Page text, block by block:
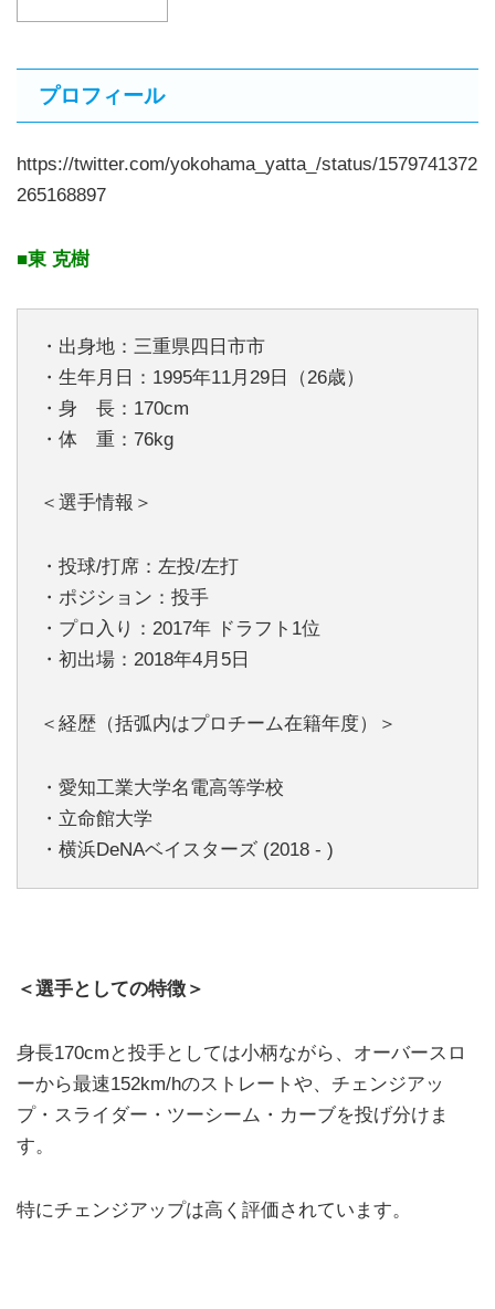
プロフィール
https://twitter.com/yokohama_yatta_/status/1579741372
265168897
■東 克樹
・出身地：三重県四日市市
・生年月日：1995年11月29日（26歳）
・身 長：170cm
・体 重：76kg
＜選手情報＞
・投球/打席：左投/左打
・ポジション：投手
・プロ入り：2017年 ドラフト1位
・初出場：2018年4月5日
＜経歴（括弧内はプロチーム在籍年度）＞
・愛知工業大学名電高等学校
・立命館大学
・横浜DeNAベイスターズ (2018 - )
＜選手としての特徴＞
身長170cmと投手としては小柄ながら、オーバースロ
ーから最速152km/hのストレートや、チェンジアッ
プ・スライダー・ツーシーム・カーブを投げ分けま
す。
特にチェンジアップは高く評価されています。